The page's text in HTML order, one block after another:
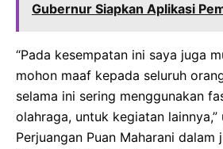
Gubernur Siapkan Aplikasi
“Pada kesempatan ini saya juga
mohon maaf kepada seluruh
selama ini sering menggunakan
olahraga, untuk kegiatan lainnya,”
Perjuangan Puan Maharani dalam